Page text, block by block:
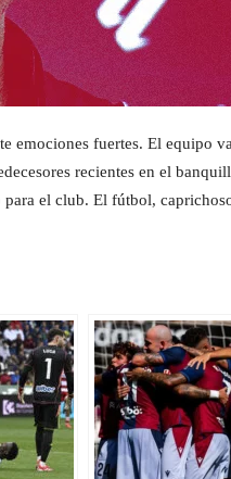
emociones fuertes. El equipo
recientes en el
el club. El fútbol,